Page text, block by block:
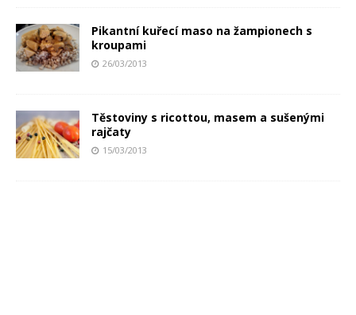
Pikantní kuřecí maso na žampionech s
kroupami
26/03/2013
Těstoviny s ricottou, masem a sušenými
rajčaty
15/03/2013